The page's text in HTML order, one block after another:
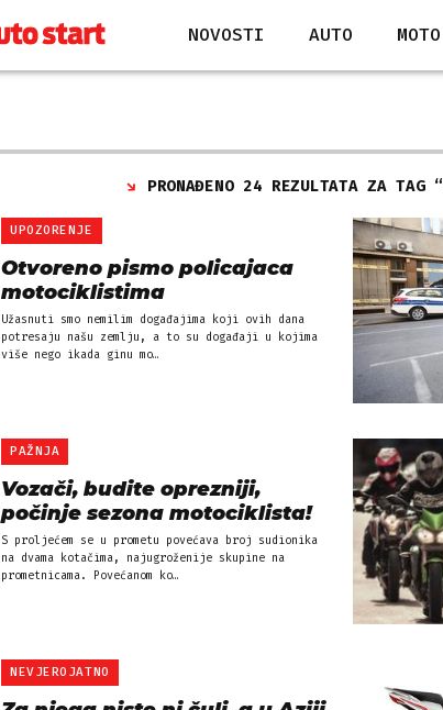
NOVOSTI AUTO MOTO
PRONAĐENO 24 REZULTATA ZA TAG “
UPOZORENJE
Otvoreno pismo policajaca
motociklistima
Užasnuti smo nemilim događajima koji ovih dana
potresaju našu zemlju, a to su događaji u kojima
više nego ikada ginu mo…
PAŽNJA
Vozači, budite oprezniji,
počinje sezona motociklista!
S proljećem se u prometu povećava broj sudionika
na dvama kotačima, najugroženije skupine na
prometnicama. Povećanom ko…
NEVJEROJATNO